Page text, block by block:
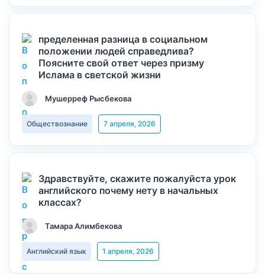
пределенная разница в социальном
положении людей справедлива?
Поясните свой ответ через призму
Ислама в светской жизни
Мушерреф Рысбекова
Обществознание 7 апреля, 2026
Здравствуйте, скажите пожалуйста урок
английского почему нету в начальных
классах?
Тамара Алимбекова
Английский язык 1 апреля, 2026